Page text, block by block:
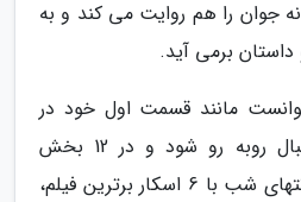
جوان را هم روایت می کند و به
برمی آید.
مانند قسمت اول خود در
مرنام اسکار هم با استقبال روبه رو شود و در 12 بخش
مختلف نامزد شود و در انتهای شب با 6 اسکار برترین فیلم،